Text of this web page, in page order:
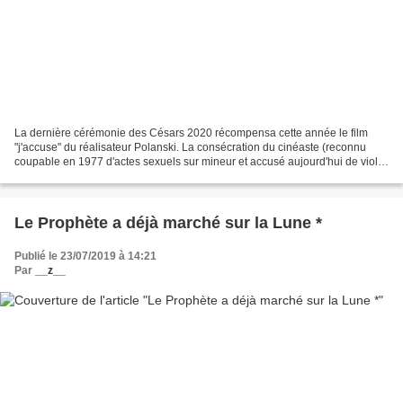
La dernière cérémonie des Césars 2020 récompensa cette année le film
"j'accuse" du réalisateur Polanski. La consécration du cinéaste (reconnu
coupable en 1977 d'actes sexuels sur mineur et accusé aujourd'hui de viol)
Le Prophète a déjà marché sur la Lune *
Publié le 23/07/2019 à 14:21
Par
__z__